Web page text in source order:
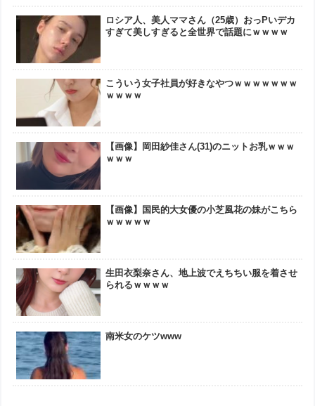
ロシア人、美人ママさん（25歳）おっPいデカ
すぎて美しすぎると全世界で話題にｗｗｗｗ
こういう女子社員が好きなやつｗｗｗｗｗｗｗ
ｗｗｗｗ
【画像】岡田紗佳さん(31)のニットお乳ｗｗｗ
ｗｗｗ
【画像】国民的大女優の小芝風花の妹がこちら
ｗｗｗｗｗ
生田衣梨奈さん、地上波でえちちい服を着させ
られるｗｗｗｗ
南米女のケツwww